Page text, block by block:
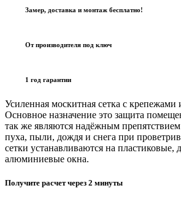
Замер, доставка и монтаж бесплатно!
От производителя под ключ
1 год гарантии
Усиленная москитная сетка с крепежами
Основное назначение это защита
так же являются надёжным
пуха, пыли, дождя и снега при
сетки устанавливаются на пластиковые,
алюминиевые окна.
Получите расчет через 2 минуты